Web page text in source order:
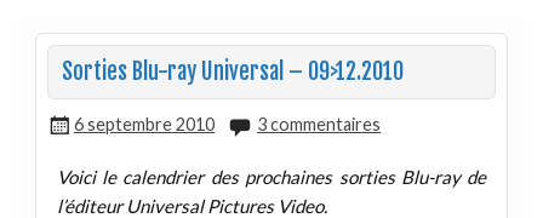
Sorties Blu-ray Universal – 09>12.2010
6 septembre 2010 3 commentaires
Voici le calendrier des prochaines sorties Blu-ray de
l’éditeur Universal Pictures Video.